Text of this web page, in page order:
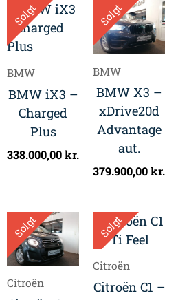
Solgt
BMW
BMW iX3 –
Charged
Plus
338.000,00kr.
Solgt
BMW
BMW X3 –
xDrive20d
Advantage
aut.
379.900,00kr.
Solgt
Citroën
Solgt
Citroën
Citroën C1 –